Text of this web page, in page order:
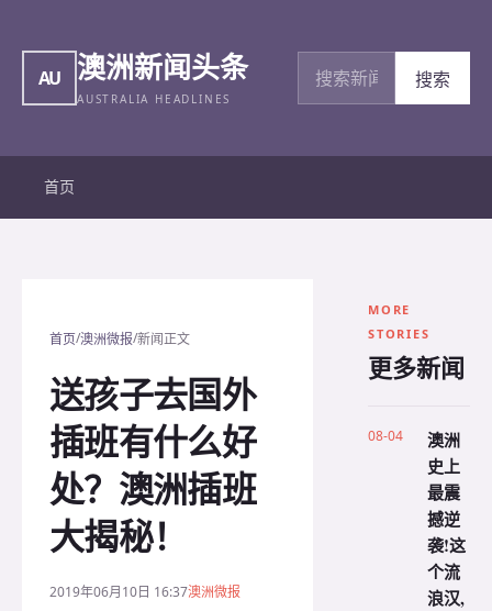
AU 澳洲新闻头条
AUSTRALIA HEADLINES
搜索新闻
搜索
首页
首页/澳洲微报/新闻正文
送孩子去国外
插班有什么好
处？澳洲插班
大揭秘！
2019年06月10日 16:37澳洲微报
MORE
STORIES
更多新闻
08-04
澳洲
史上
最震
撼逆
袭!这
个流
浪汉,